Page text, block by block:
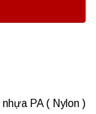
nhựa PA ( Nylon )